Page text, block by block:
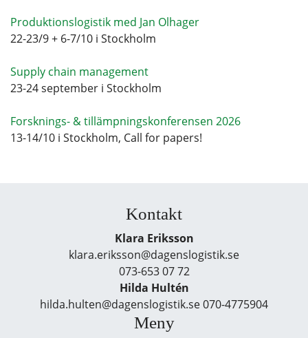
Produktionslogistik med Jan Olhager
22-23/9 + 6-7/10 i Stockholm
Supply chain management
23-24 september i Stockholm
Forsknings- & tillämpningskonferensen 2026
13-14/10 i Stockholm, Call for papers!
Kontakt
Klara Eriksson
klara.eriksson@dagenslogistik.se
073-653 07 72
Hilda Hultén
hilda.hulten@dagenslogistik.se 070-4775904
Meny